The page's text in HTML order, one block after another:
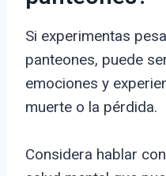
Si experimentas
panteones, puede
emociones y
muerte o la pérdida.
Considera hablar